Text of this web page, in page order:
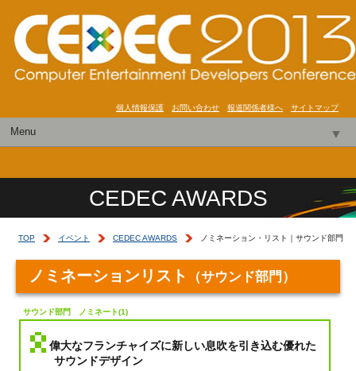
個人情報保護 お問い合わせ 報道関係者様へ サイトマップ
Menu ▼
▼
イベント
受講申込
アクセス
CEDEC AWARDS
TOP イベント CEDEC AWARDS ノミネーション・リスト｜サウンド部門
ノミネーションリスト （サウンド部門）
サウンド部門 ノミネート(1)
偉大なフランチャイズに新しい息吹を引き込む優れた
サウンドデザイン